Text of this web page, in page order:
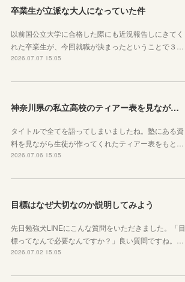
卒業生が立派な大人になっていた件
以前国公立大学に合格した際にも近況報告しにきてく
れた卒業生が、今回就職が決まったということで３…
2026.07.07 15:05
神奈川県の私立高校のティアー表を見ながら話す動画を作りました！
タイトルで全てを語ってしまいましたね。塾にある資
料を見ながら生徒が作ってくれたティアー表をもと…
2026.07.06 15:05
目標はなぜ大切なのか説明してみよう
先日勉強犬LINEにこんな質問をいただきました。「目
標ってなんで必要なんですか？」良い質問ですね。…
2026.07.02 15:05